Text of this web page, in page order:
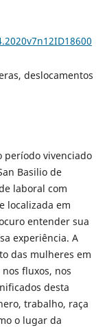
deslocamentos
período vivenciado
Basilio de
laboral com
localizada em
entender sua
experiência. A
das mulheres em
fluxos, nos
desta
trabalho, raça
o lugar da